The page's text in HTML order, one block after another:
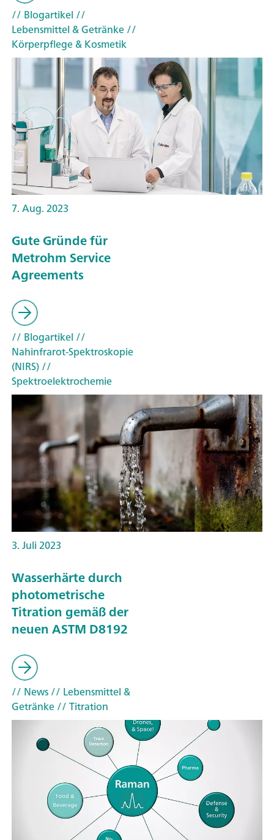
// Blogartikel //
Lebensmittel & Getränke//
Körperpflege & Kosmetik
7. Aug. 2023
Gute Gründe für
Metrohm Service
Agreements
// Blogartikel //
Nahinfrarot-Spektroskopie
(NIRS)//
Spektroelektrochemie
3. Juli 2023
Wasserhärte durch
photometrische
Titration gemäß der
neuen ASTM D8192
// News// Lebensmittel &
Getränke// Titration